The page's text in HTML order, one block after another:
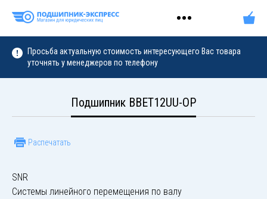
Просьба актуальную стоимость интересующего Вас товара
уточнять у менеджеров по телефону
Подшипник BBET12UU-OP
Распечатать
SNR
Системы линейного перемещения по валу